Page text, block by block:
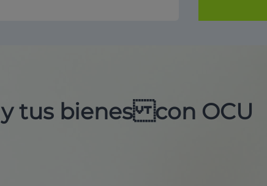
tus bienes con OCU